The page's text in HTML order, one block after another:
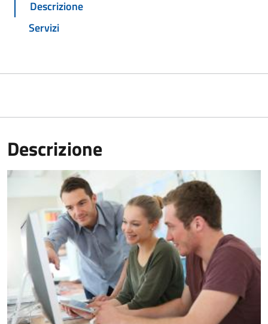
Descrizione
Servizi
Descrizione